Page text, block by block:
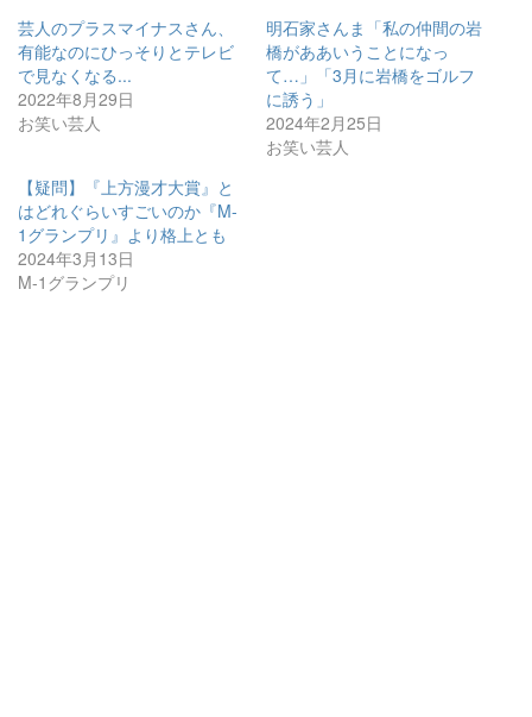
芸人のプラスマイナスさん、
有能なのにひっそりとテレビ
で見なくなる...
2022年8月29日
お笑い芸人
明石家さんま「私の仲間の岩
橋がああいうことになっ
て…」「3月に岩橋をゴルフ
に誘う」
2024年2月25日
お笑い芸人
【疑問】『上方漫才大賞』と
はどれぐらいすごいのか『M-
1グランプリ』より格上とも
2024年3月13日
M-1グランプリ